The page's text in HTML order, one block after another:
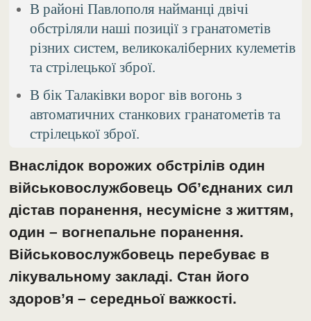
В районі Павлополя найманці двічі
обстріляли наші позиції з гранатометів
різних систем, великокаліберних кулеметів
та стрілецької зброї.
В бік Талаківки ворог вів вогонь з
автоматичних станкових гранатометів та
стрілецької зброї.
Внаслідок ворожих обстрілів один
військовослужбовець Об’єднаних сил
дістав поранення, несумісне з життям,
один – вогнепальне поранення.
Військовослужбовець перебуває в
лікувальному закладі. Стан його
здоров’я – середньої важкості.